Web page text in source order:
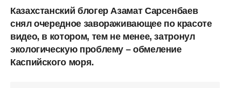
Казахстанский блогер Азамат Сарсенбаев
снял очередное завораживающее по красоте
видео, в котором, тем не менее, затронул
экологическую проблему – обмеление
Каспийского моря.